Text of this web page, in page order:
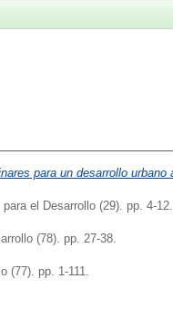
para un desarrollo urbano
el Desarrollo (29). pp. 4-12.
(78). pp. 27-38.
(77). pp. 1-111.